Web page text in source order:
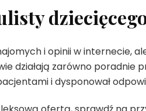
i opinii w internecie,
działają zarówno poradnie
i dysponował